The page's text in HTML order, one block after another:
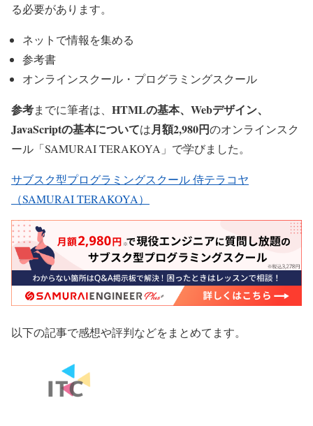
る必要があります。
ネットで情報を集める
参考書
オンラインスクール・プログラミングスクール
参考までに筆者は、 HTMLの基本、Webデザイン、
JavaScriptの基本については月額2,980円のオンラインスク
ール「SAMURAI TERAKOYA」で学びました。
サブスク型プログラミングスクール 侍テラコヤ
（SAMURAI TERAKOYA）
以下の記事で感想や評判などをまとめてます。